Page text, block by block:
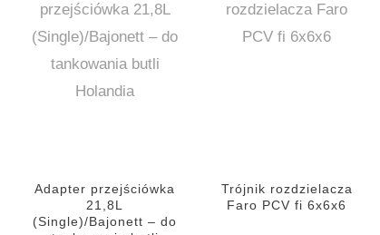
Adapter przejściówka
21,8L
(Single)/Bajonett – do
Trójnik rozdzielacza
Faro PCV fi 6x6x6